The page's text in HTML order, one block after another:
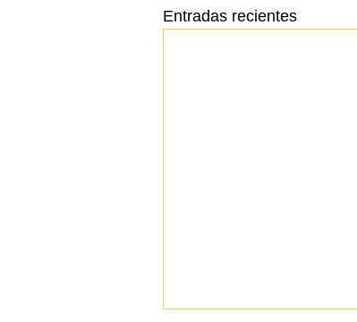
Entradas recientes